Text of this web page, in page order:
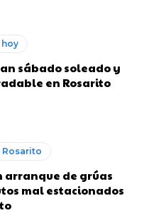
sábado soleado y
en Rosarito
Rosarito
arranque de grúas
mal estacionados